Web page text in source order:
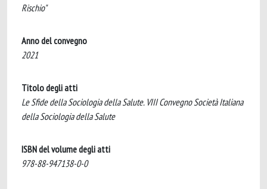
Rischio"
Anno del convegno
2021
Titolo degli atti
Le Sfide della Sociologia della Salute. VIII Convegno Società Italiana
della Sociologia della Salute
ISBN del volume degli atti
978-88-947138-0-0